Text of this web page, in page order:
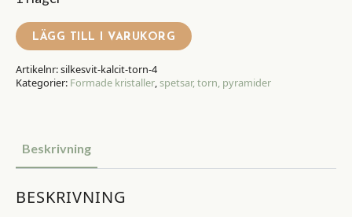
LÄGG TILL I VARUKORG
Artikelnr:silkesvit-kalcit-torn-4
Kategorier: Formade kristaller,spetsar, torn, pyramider
Beskrivning
BESKRIVNING